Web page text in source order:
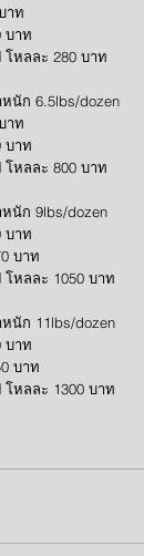
าท
บาท
หลละ 280 บาท
นัก 6.5lbs/dozen
าท
บาท
หลละ 800 บาท
นัก 9lbs/dozen
บาท
บาท
หลละ 1050 บาท
นัก 11lbs/dozen
บาท
บาท
หลละ 1300 บาท